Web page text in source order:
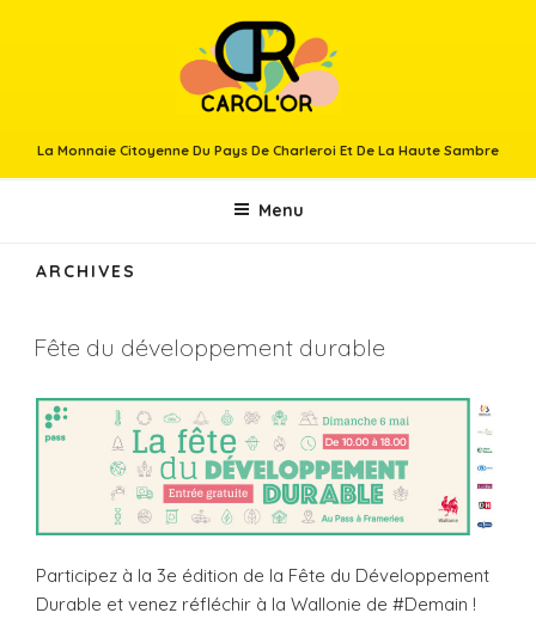
La Monnaie Citoyenne Du Pays De Charleroi Et De La Haute Sambre
Menu
ARCHIVES
Fête du développement durable
Participez à la 3e édition de la Fête du Développement
Durable et venez réfléchir à la Wallonie de #Demain !